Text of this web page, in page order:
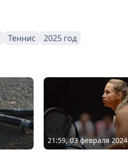
Теннис 2025 год
21:59, 03 февраля 2024